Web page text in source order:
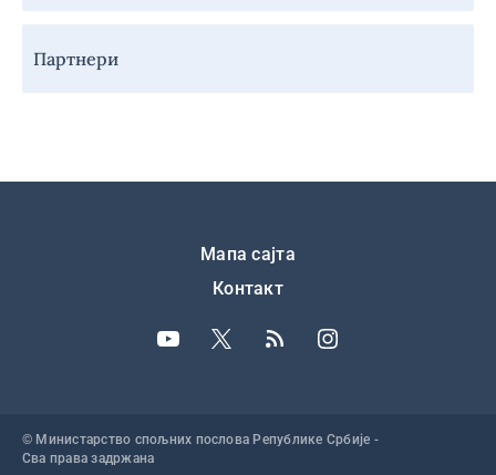
Партнери
Мапа сајта
Контакт
© Министарство спољних послова Републике Србије -
Сва права задржана